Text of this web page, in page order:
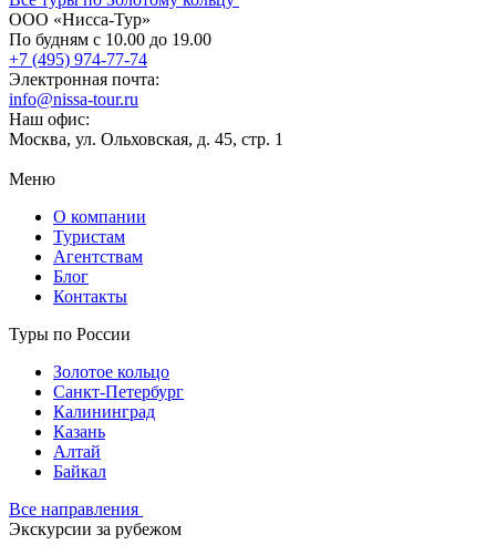
ООО «Нисса-Тур»
По будням с 10.00 до 19.00
+7 (495) 974-77-74
Электронная почта:
info@nissa-tour.ru
Наш офис:
Москва, ул. Ольховская, д. 45, стр. 1
Меню
О компании
Туристам
Агентствам
Блог
Контакты
Туры по России
Золотое кольцо
Санкт-Петербург
Калининград
Казань
Алтай
Байкал
Все направления
Экскурсии за рубежом